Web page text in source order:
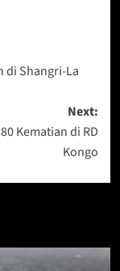
di Shangri-La
Next:
Kematian di RD
Kongo